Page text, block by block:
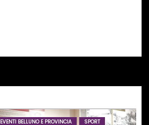
EVENTI BELLUNO E PROVINCIA SPORT